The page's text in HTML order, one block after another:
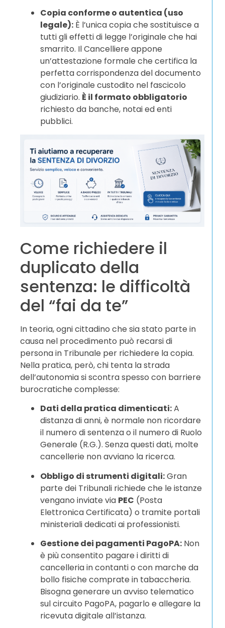
Copia conforme o autentica (uso
legale): È l’unica copia che sostituisce a
tutti gli effetti di legge l’originale che hai
smarrito. Il Cancelliere appone
un’attestazione formale che certifica la
perfetta corrispondenza del documento
con l’originale custodito nel fascicolo
giudiziario. È il formato obbligatorio
richiesto da banche, notai ed enti
pubblici.
Come richiedere il
duplicato della
sentenza: le difficoltà
del “fai da te”
In teoria, ogni cittadino che sia stato parte in
causa nel procedimento può recarsi di
persona in Tribunale per richiedere la copia.
Nella pratica, però, chi tenta la strada
dell’autonomia si scontra spesso con barriere
burocratiche complesse:
Dati della pratica dimenticati:A
distanza di anni, è normale non ricordare
il numero di sentenza o il numero di Ruolo
Generale (R.G.). Senza questi dati, molte
cancellerie non avviano la ricerca.
Obbligo di strumenti digitali:Gran
parte dei Tribunali richiede che le istanze
vengano inviate via PEC (Posta
Elettronica Certificata) o tramite portali
ministeriali dedicati ai professionisti.
Gestione dei pagamenti PagoPA: Non
è più consentito pagare i diritti di
cancelleria in contanti o con marche da
bollo fisiche comprate in tabaccheria.
Bisogna generare un avviso telematico
sul circuito PagoPA, pagarlo e allegare la
ricevuta digitale all’istanza.